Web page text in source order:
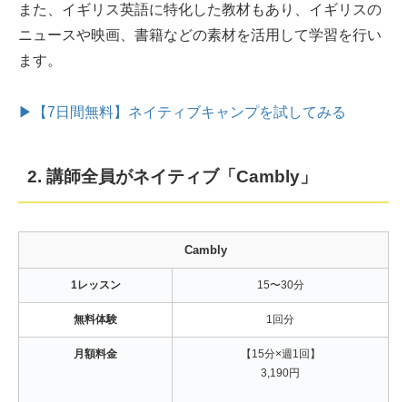
また、イギリス英語に特化した教材もあり、イギリスの
ニュースや映画、書籍などの素材を活用して学習を行い
ます。
▶【7日間無料】ネイティブキャンプを試してみる
2. 講師全員がネイティブ「Cambly」
Cambly
1レッスン 15〜30分
無料体験 1回分
月額料金
【15分×週1回】
3,190円